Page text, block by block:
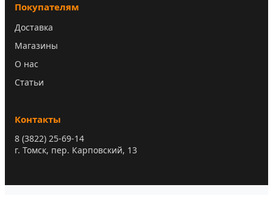
Покупателям
Доставка
Магазины
О нас
Статьи
Контакты
8 (3822) 25-69-14
г. Томск, пер. Карповский, 13